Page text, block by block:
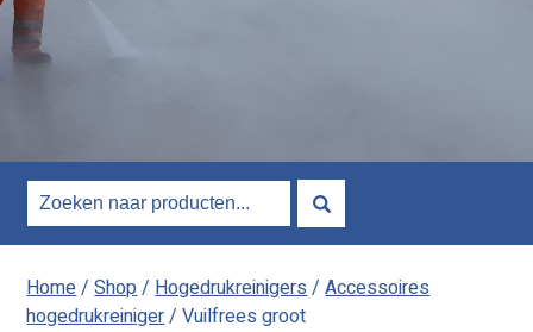
Home/Shop/Hogedrukreinigers/Accessoires
hogedrukreiniger/ Vuilfrees groot